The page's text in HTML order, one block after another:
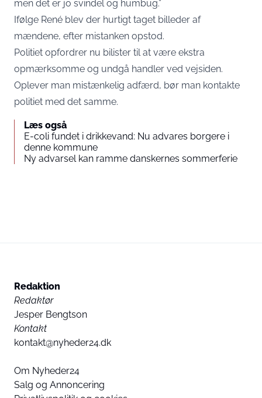
men det er jo svindel og humbug.”
Ifølge René blev der hurtigt taget billeder af
mændene, efter mistanken opstod.
Politiet opfordrer nu bilister til at være ekstra
opmærksomme og undgå handler ved vejsiden.
Oplever man mistænkelig adfærd, bør man kontakte
politiet med det samme.
Læs også
E-coli fundet i drikkevand: Nu advares borgere i
denne kommune
Ny advarsel kan ramme danskernes sommerferie
Redaktion
Redaktør
Jesper Bengtson
Kontakt
kontakt@nyheder24.dk
Om Nyheder24
Salg og Annoncering